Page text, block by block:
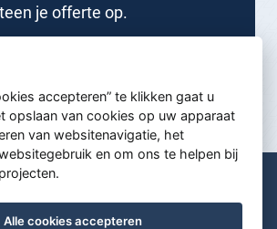
je offerte op.
2026
accepteren” te klikken gaat u
opslaan van cookies op uw apparaat
van websitenavigatie, het
en om ons te helpen bij
Alle cookies accepteren